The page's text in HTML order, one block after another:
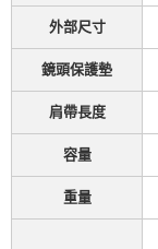
外部尺寸
鏡頭保護墊
肩帶長度
容量
重量